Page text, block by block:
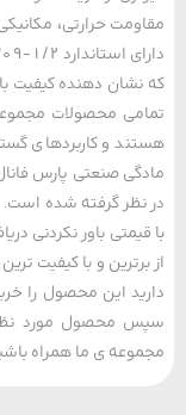
حرارتی، مکانیکی و
دهنده کیفیت
محصولات مجموعه ی
و کاربردهای گسترده
گرفته شده است. با
باور نکردنی
و با کیفیت ترین
این محصول را خریداری
محصول مورد نظر را
ی ما همراه باشید تا